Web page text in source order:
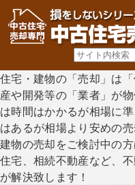
住宅・建物の「売却」は
産や開発等の「業者」が
は時間はかかるが相場に
はあるが相場より安めの
建物の売却をご検討中の
住宅、相続不動産など、
が解決致します！